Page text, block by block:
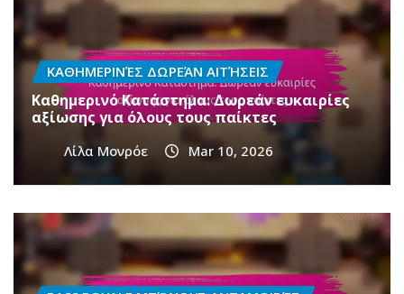
ΚΑΘΗΜΕΡΙΝΈΣ ΔΩΡΕΆΝ ΑΙΤΉΣΕΙΣ
Καθημερινό Κατάστημα: Δωρεάν ευκαιρίες
αξίωσης για όλους τους παίκτες
Λίλα Μονρόε Mar 10, 2026